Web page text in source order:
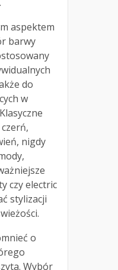
aspektem
barwy
do
w
nigdy
czy electric
stylizacji
o
Wybór